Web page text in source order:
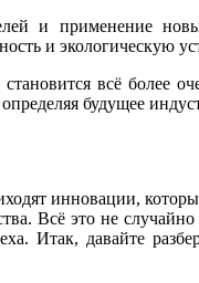
и применение
и экологическую
всё более
будущее
инновации,
Всё это не
Итак, давайте